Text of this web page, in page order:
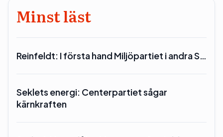
Minst läst
Reinfeldt: I första hand Miljöpartiet i andra S…
Seklets energi: Centerpartiet sågar
kärnkraften